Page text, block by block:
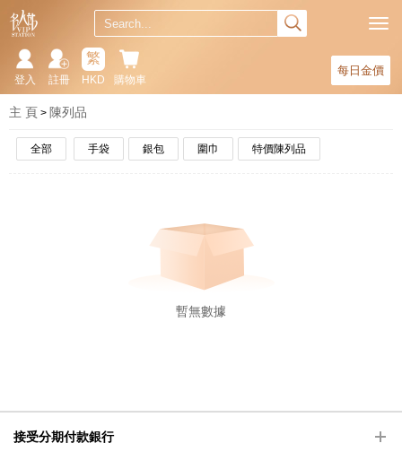
每日金價
購物車
繁
HKD
註冊
登入
主 頁 陳列品
全部 手袋 銀包 圍巾 特價陳列品
暫無數據
接受分期付款銀行